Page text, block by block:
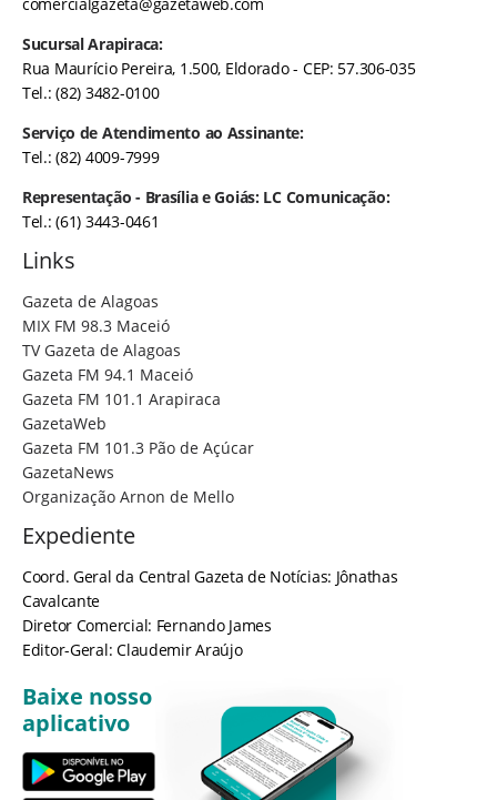
Sucursal Arapiraca:
Rua Maurício Pereira, 1.500, Eldorado - CEP: 57.306-035
Tel.: (82) 3482-0100
Serviço de Atendimento ao Assinante:
Tel.: (82) 4009-7999
Representação - Brasília e Goiás: LC Comunicação:
Tel.: (61) 3443-0461
Links
Gazeta de Alagoas
MIX FM 98.3 Maceió
TV Gazeta de Alagoas
Gazeta FM 94.1 Maceió
Gazeta FM 101.1 Arapiraca
GazetaWeb
Gazeta FM 101.3 Pão de Açúcar
GazetaNews
Organização Arnon de Mello
Expediente
Coord. Geral da Central Gazeta de Notícias: Jônathas
Cavalcante
Diretor Comercial: Fernando James
Editor-Geral: Claudemir Araújo
Baixe nosso
aplicativo